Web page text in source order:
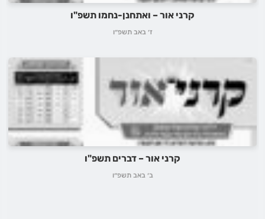
קרני אור – ואתחנן-נחמו תשפ"ו
ז׳ באב תשפ״ו
קרני אור – דברים תשפ"ו
ב׳ באב תשפ״ו